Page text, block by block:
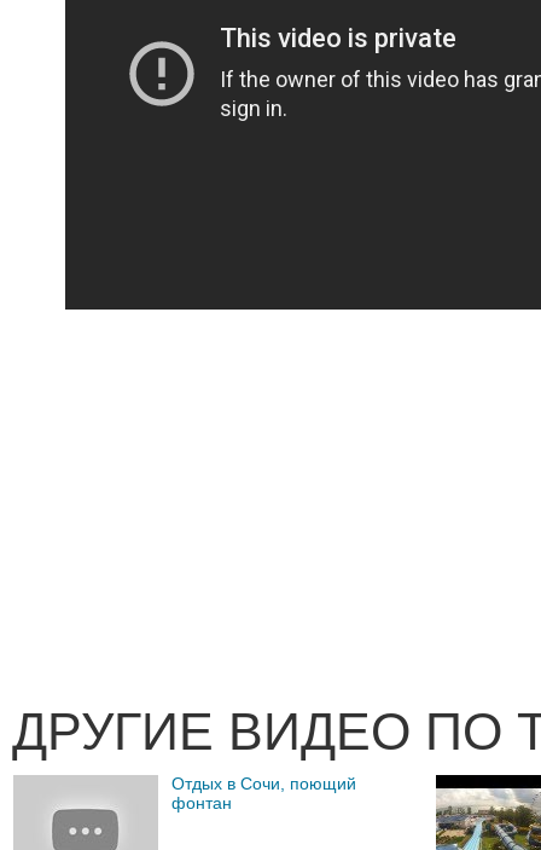
ДРУГИЕ ВИДЕО ПО
Отдых в Сочи, поющий
фонтан